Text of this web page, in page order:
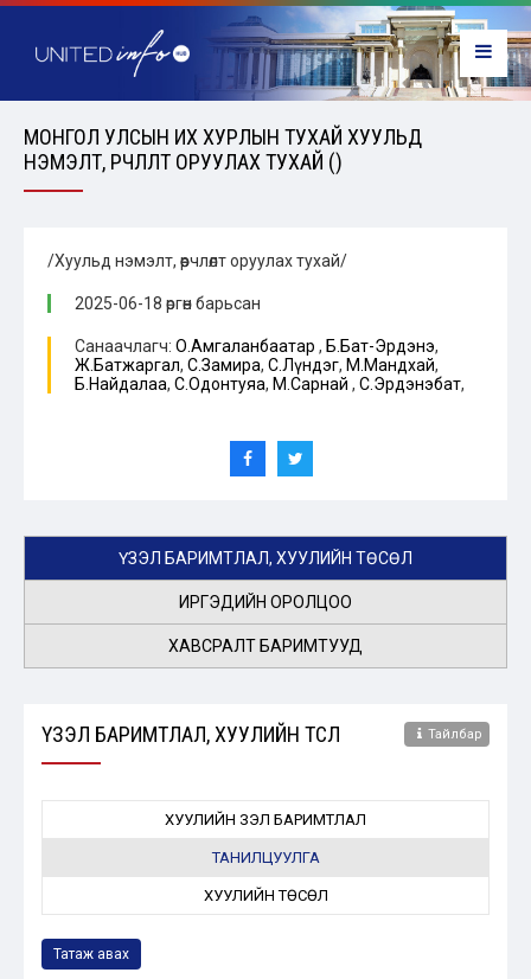
МОНГОЛ УЛСЫН ИХ ХУРЛЫН ТУХАЙ ХУУЛЬД
НЭМЭЛТ, ӨӨРЧЛӨЛТ ОРУУЛАХ ТУХАЙ ()
/Хуульд нэмэлт, өөрчлөлт оруулах тухай/
2025-06-18 өргөн барьсан
Санаачлагч: О.Амгаланбаатар , Б.Бат-Эрдэнэ,
Ж.Батжаргал, С.Замира, С.Лүндэг, М.Мандхай,
Б.Найдалаа, С.Одонтуяа, М.Сарнай , С.Эрдэнэбат,
ҮЗЭЛ БАРИМТЛАЛ, ХУУЛИЙН ТӨСӨЛ
ИРГЭДИЙН ОРОЛЦОО
ХАВСРАЛТ БАРИМТУУД
ҮЗЭЛ БАРИМТЛАЛ, ХУУЛИЙН ТӨСӨЛ Тайлбар
ХУУЛИЙН ҮЗЭЛ БАРИМТЛАЛ
ТАНИЛЦУУЛГА
ХУУЛИЙН ТӨСӨЛ
Татаж авах